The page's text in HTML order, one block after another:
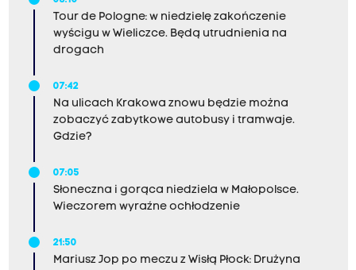
Tour de Pologne: w niedzielę zakończenie
wyścigu w Wieliczce. Będą utrudnienia na
drogach
07:42
Na ulicach Krakowa znowu będzie można
zobaczyć zabytkowe autobusy i tramwaje.
Gdzie?
07:05
Słoneczna i gorąca niedziela w Małopolsce.
Wieczorem wyraźne ochłodzenie
21:50
Mariusz Jop po meczu z Wisłą Płock: Drużyna